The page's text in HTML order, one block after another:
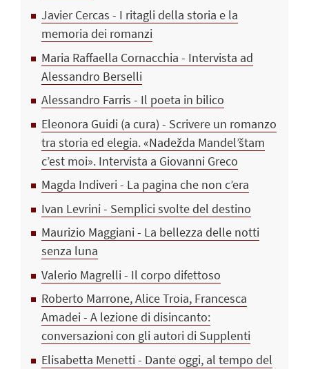
Javier Cercas - I ritagli della storia e la
memoria dei romanzi
Maria Raffaella Cornacchia - Intervista ad
Alessandro Berselli
Alessandro Farris - Il poeta in bilico
Eleonora Guidi (a cura) - Scrivere un romanzo
tra storia ed elegia. «Nadežda Mandel’štam
c’est moi». Intervista a Giovanni Greco
Magda Indiveri - La pagina che non c’era
Ivan Levrini - Semplici svolte del destino
Maurizio Maggiani - La bellezza delle notti
senza luna
Valerio Magrelli - Il corpo difettoso
Roberto Marrone, Alice Troia, Francesca
Amadei - A lezione di disincanto:
conversazioni con gli autori di Supplenti
Elisabetta Menetti - Dante oggi, al tempo del